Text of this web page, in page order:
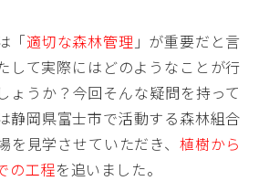
「適切な森林管理 」が重要だと言
して実際にはどのようなことが行
ょうか？今回そんな疑問を持って
静岡県富士市で活動する森林組合
を見学させていただき、 植樹から
の工程を追いました。